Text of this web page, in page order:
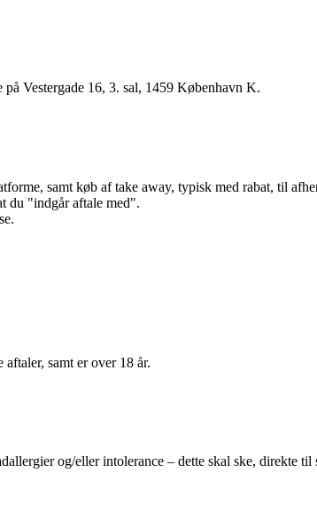
Vestergade 16, 3. sal, 1459 København K.
samt køb af take away, typisk med rabat, til
du "indgår aftale med".
samt er over 18 år.
og/eller intolerance – dette skal ske, direkte